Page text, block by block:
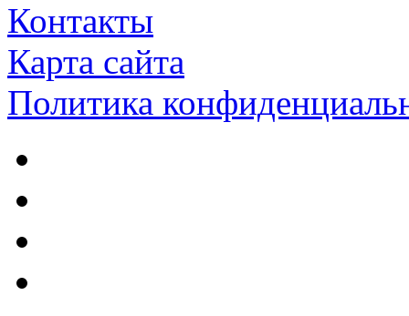
Контакты
Карта сайта
Политика